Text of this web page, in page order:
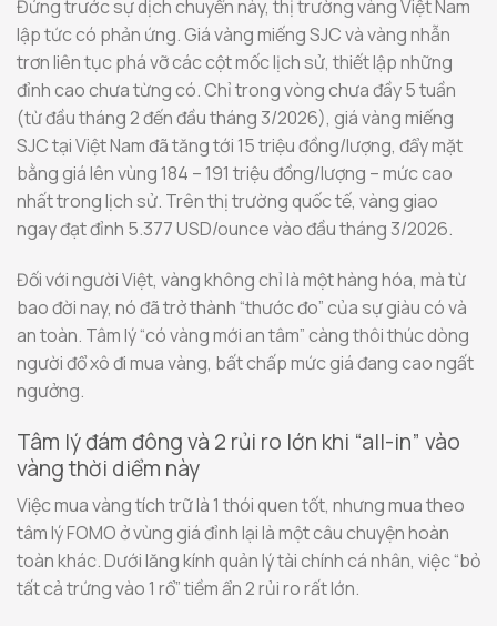
Đứng trước sự dịch chuyển này, thị trường vàng Việt Nam
lập tức có phản ứng. Giá vàng miếng SJC và vàng nhẫn
trơn liên tục phá vỡ các cột mốc lịch sử, thiết lập những
đỉnh cao chưa từng có. Chỉ trong vòng chưa đầy 5 tuần
(từ đầu tháng 2 đến đầu tháng 3/2026), giá vàng miếng
SJC tại Việt Nam đã tăng tới 15 triệu đồng/lượng, đẩy mặt
bằng giá lên vùng 184 – 191 triệu đồng/lượng – mức cao
nhất trong lịch sử. Trên thị trường quốc tế, vàng giao
ngay đạt đỉnh 5.377 USD/ounce vào đầu tháng 3/2026.
Đối với người Việt, vàng không chỉ là một hàng hóa, mà từ
bao đời nay, nó đã trở thành “thước đo” của sự giàu có và
an toàn. Tâm lý “có vàng mới an tâm” càng thôi thúc dòng
người đổ xô đi mua vàng, bất chấp mức giá đang cao ngất
ngưởng.
Tâm lý đám đông và 2 rủi ro lớn khi “all-in” vào
vàng thời diểm này
Việc mua vàng tích trữ là 1 thói quen tốt, nhưng mua theo
tâm lý FOMO ở vùng giá đỉnh lại là một câu chuyện hoàn
toàn khác. Dưới lăng kính quản lý tài chính cá nhân, việc “bỏ
tất cả trứng vào 1 rổ” tiềm ẩn 2 rủi ro rất lớn.